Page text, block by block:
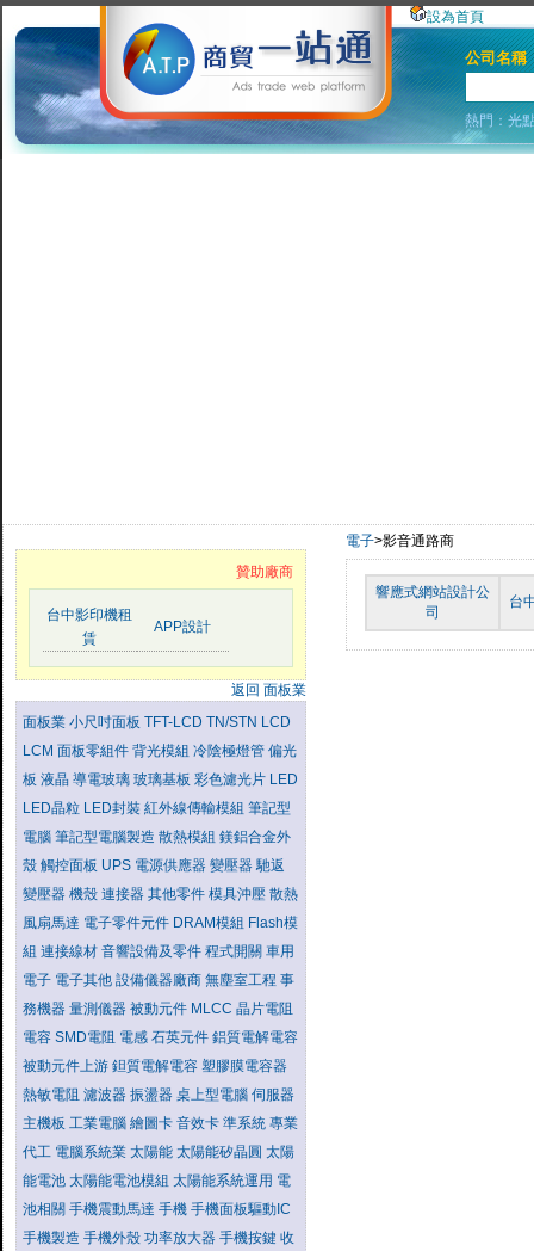
設為首頁
公司名稱
熱門：光
贊助廠商
台中影印機租
賃
APP設計
返回 面板業
面板業 小尺吋面板 TFT-LCD TN/STN LCD
LCM 面板零組件 背光模組 冷陰極燈管 偏光
板 液晶 導電玻璃 玻璃基板 彩色濾光片 LED
LED晶粒 LED封裝 紅外線傳輸模組 筆記型
電腦 筆記型電腦製造 散熱模組 鎂鋁合金外
殼 觸控面板 UPS 電源供應器 變壓器馳返
變壓器 機殼 連接器 其他零件 模具沖壓 散熱
風扇馬達 電子零件元件 DRAM模組 Flash模
組 連接線材 音響設備及零件 程式開關 車用
電子 電子其他 設備儀器廠商 無塵室工程 事
務機器 量測儀器 被動元件 MLCC 晶片電阻
電容 SMD電阻 電感 石英元件 鋁質電解電容
被動元件上游 鉭質電解電容 塑膠膜電容器
熱敏電阻 濾波器 振盪器 桌上型電腦 伺服器
主機板 工業電腦 繪圖卡 音效卡 準系統 專業
代工 電腦系統業 太陽能 太陽能矽晶圓 太陽
能電池 太陽能電池模組 太陽能系統運用 電
池相關 手機震動馬達 手機 手機面板驅動IC
手機製造 手機外殼 功率放大器 手機按鍵 收
電子>影音通路商
響應式網站設計公
司
台